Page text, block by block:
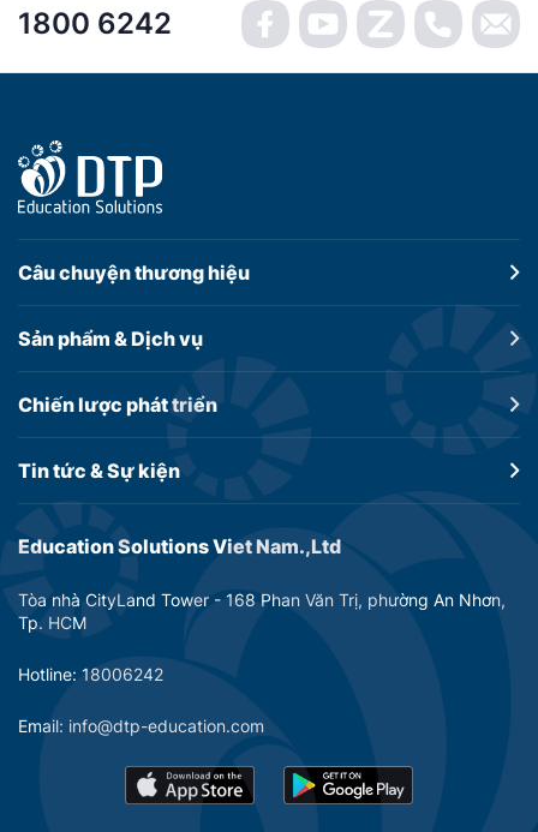
1800 6242
Education Solutions Viet Nam.,Ltd
Tòa nhà CityLand Tower - 168 Phan Văn Trị, phường An Nhơn,
Tp. HCM
Hotline: 18006242
Email: info@dtp-education.com
Câu chuyệnthương hiệu
Sản phẩm &Dịch vụ
Chiến lược phát triển
Tin tức &Sự kiện